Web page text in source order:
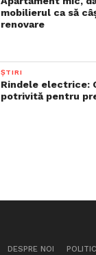
mobilierul ca să
renovare
ȘTIRI
Rindele electrice:
potrivită pentru
DESPRE NOI